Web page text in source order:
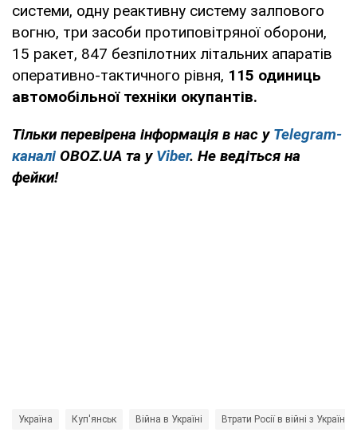
системи, одну реактивну систему залпового
вогню, три засоби протиповітряної оборони,
15 ракет, 847 безпілотних літальних апаратів
оперативно-тактичного рівня, 115 одиниць
автомобільної техніки окупантів.
Тільки перевірена інформація в нас у Telegram-
каналі OBOZ.UA та у Viber. Не ведіться на
фейки!
Україна Куп'янськ Війна в Україні Втрати Росії в війні з Україною